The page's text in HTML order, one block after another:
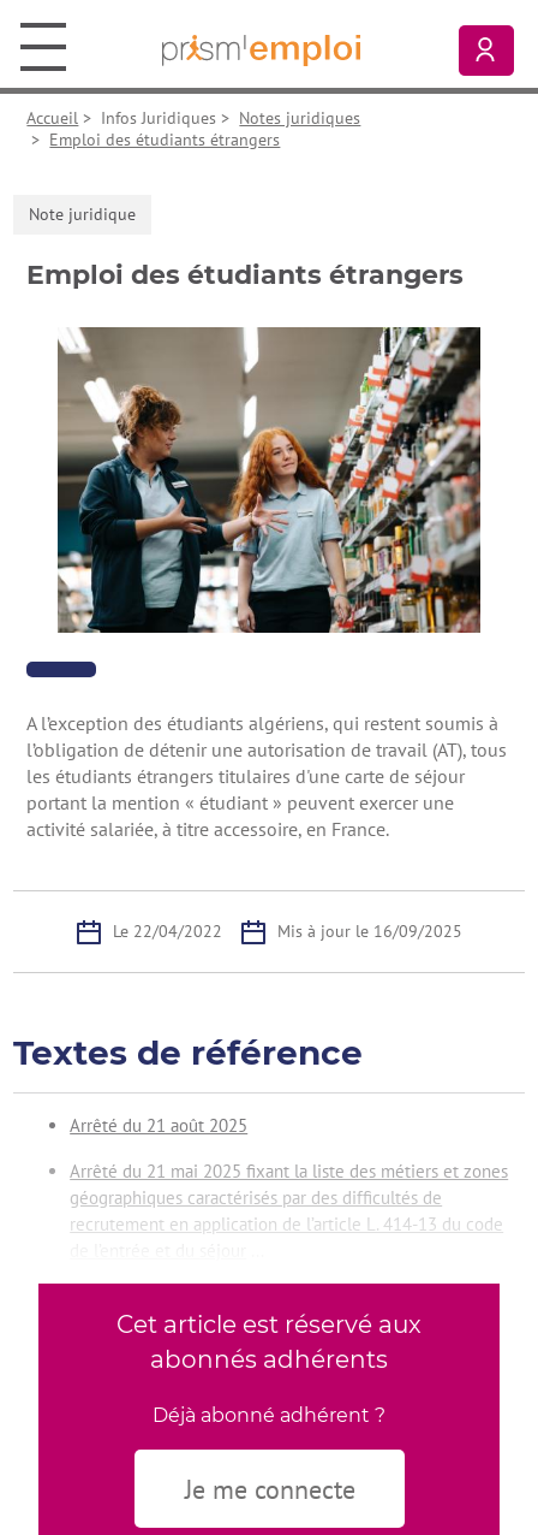
Prism’emploi, retour à l'accueil
Accueil > Infos Juridiques > Notes juridiques
> Emploi des étudiants étrangers
Note juridique
Emploi des étudiants étrangers
A l’exception des étudiants algériens, qui restent soumis à
l’obligation de détenir une autorisation de travail (AT), tous
les étudiants étrangers titulaires d'une carte de séjour
portant la mention « étudiant » peuvent exercer une
activité salariée, à titre accessoire, en France.
Le 22/04/2022 Mis à jour le 16/09/2025
Textes de référence
Arrêté du 21 août 2025
Arrêté du 21 mai 2025 fixant la liste des métiers et zones
géographiques caractérisés par des difficultés de
recrutement en application de l’article L. 414-13 du code
Cet article est réservé aux
abonnés adhérents
Déjà abonné adhérent ?
Je me connecte